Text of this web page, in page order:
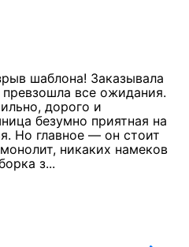
шаблона! Заказывала
все ожидания.
дорого и
безумно приятная на
Но главное — он стоит
никаких намеков
з...